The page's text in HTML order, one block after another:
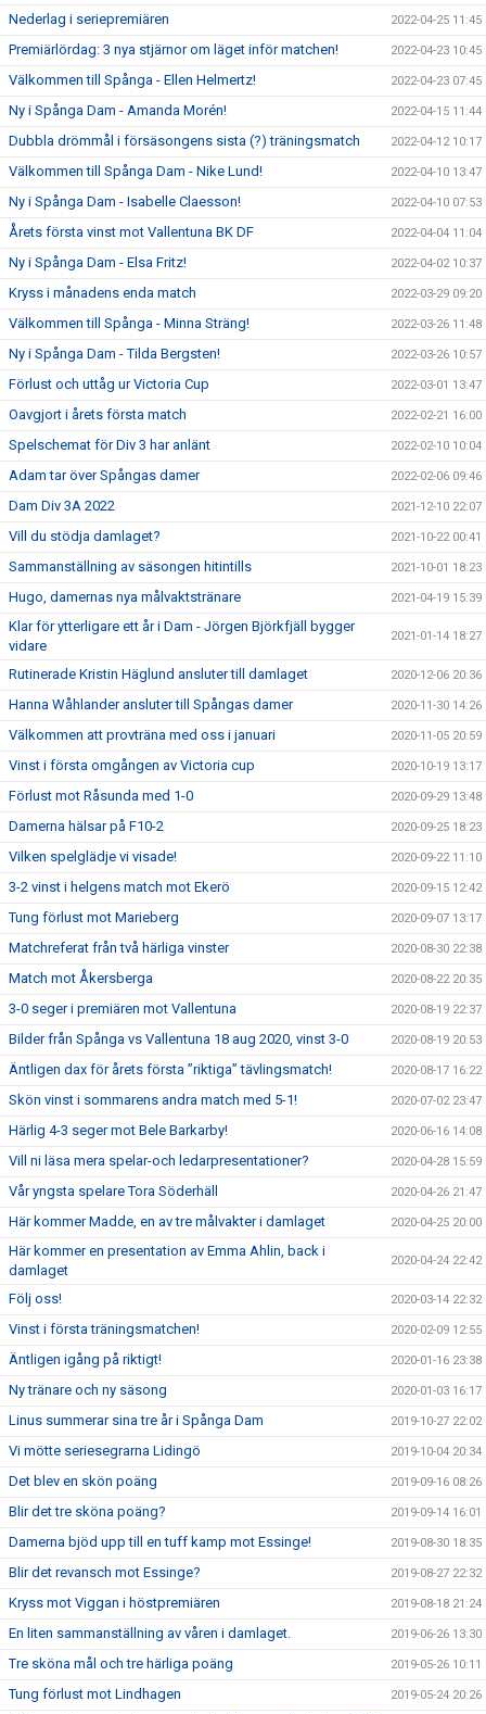
Nederlag i seriepremiären 2022-04-25 11:45
Premiärlördag: 3 nya stjärnor om läget inför matchen! 2022-04-23 10:45
Välkommen till Spånga - Ellen Helmertz! 2022-04-23 07:45
Ny i Spånga Dam - Amanda Morén! 2022-04-15 11:44
Dubbla drömmål i försäsongens sista (?) träningsmatch 2022-04-12 10:17
Välkommen till Spånga Dam - Nike Lund! 2022-04-10 13:47
Ny i Spånga Dam - Isabelle Claesson! 2022-04-10 07:53
Årets första vinst mot Vallentuna BK DF 2022-04-04 11:04
Ny i Spånga Dam - Elsa Fritz! 2022-04-02 10:37
Kryss i månadens enda match 2022-03-29 09:20
Välkommen till Spånga - Minna Sträng! 2022-03-26 11:48
Ny i Spånga Dam - Tilda Bergsten! 2022-03-26 10:57
Förlust och uttåg ur Victoria Cup 2022-03-01 13:47
Oavgjort i årets första match 2022-02-21 16:00
Spelschemat för Div 3 har anlänt 2022-02-10 10:04
Adam tar över Spångas damer 2022-02-06 09:46
Dam Div 3A 2022 2021-12-10 22:07
Vill du stödja damlaget? 2021-10-22 00:41
Sammanställning av säsongen hitintills 2021-10-01 18:23
Hugo, damernas nya målvaktstränare 2021-04-19 15:39
Klar för ytterligare ett år i Dam - Jörgen Björkfjäll bygger
vidare
2021-01-14 18:27
Rutinerade Kristin Häglund ansluter till damlaget 2020-12-06 20:36
Hanna Wåhlander ansluter till Spångas damer 2020-11-30 14:26
Välkommen att provträna med oss i januari 2020-11-05 20:59
Vinst i första omgången av Victoria cup 2020-10-19 13:17
Förlust mot Råsunda med 1-0 2020-09-29 13:48
Damerna hälsar på F10-2 2020-09-25 18:23
Vilken spelglädje vi visade! 2020-09-22 11:10
3-2 vinst i helgens match mot Ekerö 2020-09-15 12:42
Tung förlust mot Marieberg 2020-09-07 13:17
Matchreferat från två härliga vinster 2020-08-30 22:38
Match mot Åkersberga 2020-08-22 20:35
3-0 seger i premiären mot Vallentuna 2020-08-19 22:37
Bilder från Spånga vs Vallentuna 18 aug 2020, vinst 3-0 2020-08-19 20:53
Äntligen dax för årets första ”riktiga” tävlingsmatch! 2020-08-17 16:22
Skön vinst i sommarens andra match med 5-1! 2020-07-02 23:47
Härlig 4-3 seger mot Bele Barkarby! 2020-06-16 14:08
Vill ni läsa mera spelar-och ledarpresentationer? 2020-04-28 15:59
Vår yngsta spelare Tora Söderhäll 2020-04-26 21:47
Här kommer Madde, en av tre målvakter i damlaget 2020-04-25 20:00
Här kommer en presentation av Emma Ahlin, back i
damlaget
2020-04-24 22:42
Följ oss! 2020-03-14 22:32
Vinst i första träningsmatchen! 2020-02-09 12:55
Äntligen igång på riktigt! 2020-01-16 23:38
Ny tränare och ny säsong 2020-01-03 16:17
Linus summerar sina tre år i Spånga Dam 2019-10-27 22:02
Vi mötte seriesegrarna Lidingö 2019-10-04 20:34
Det blev en skön poäng 2019-09-16 08:26
Blir det tre sköna poäng? 2019-09-14 16:01
Damerna bjöd upp till en tuff kamp mot Essinge! 2019-08-30 18:35
Blir det revansch mot Essinge? 2019-08-27 22:32
Kryss mot Viggan i höstpremiären 2019-08-18 21:24
En liten sammanställning av våren i damlaget. 2019-06-26 13:30
Tre sköna mål och tre härliga poäng 2019-05-26 10:11
Tung förlust mot Lindhagen 2019-05-24 20:26